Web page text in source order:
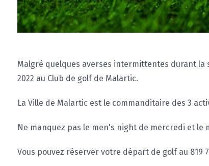
Malgré quelques averses intermittentes durant la
2022 au Club de golf de Malartic.
La Ville de Malartic est le commanditaire des 3
Ne manquez pas le men's night de mercredi et le
Vous pouvez réserver votre départ de golf au 819